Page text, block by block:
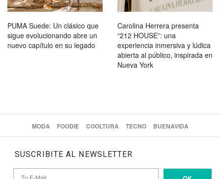
PUMA Suede: Un clásico que
sigue evolucionando abre un
nuevo capítulo en su legado
Carolina Herrera presenta
“212 HOUSE”: una
experiencia inmersiva y lúdica
abierta al público, inspirada en
Nueva York
MODA FOODIE COOLTURA TECNO BUENAVIDA
SUSCRIBITE AL NEWSLETTER